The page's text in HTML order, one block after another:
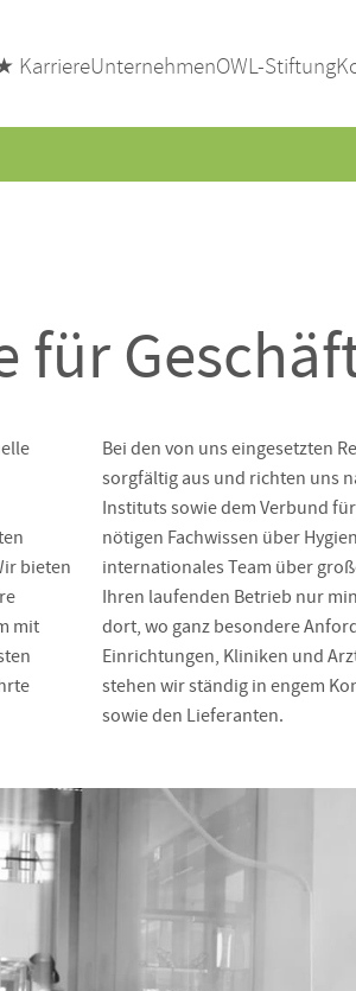
KarriereUnternehmenOWL-Stiftung
für
bieten
mit
Bei den von uns eingesetzten
sorgfältig aus und richten uns
Instituts sowie dem Verbund
nötigen Fachwissen über
internationales Team über
Ihren laufenden Betrieb nur
dort, wo ganz besondere
Einrichtungen, Kliniken und
stehen wir ständig in engem
sowie den Lieferanten.